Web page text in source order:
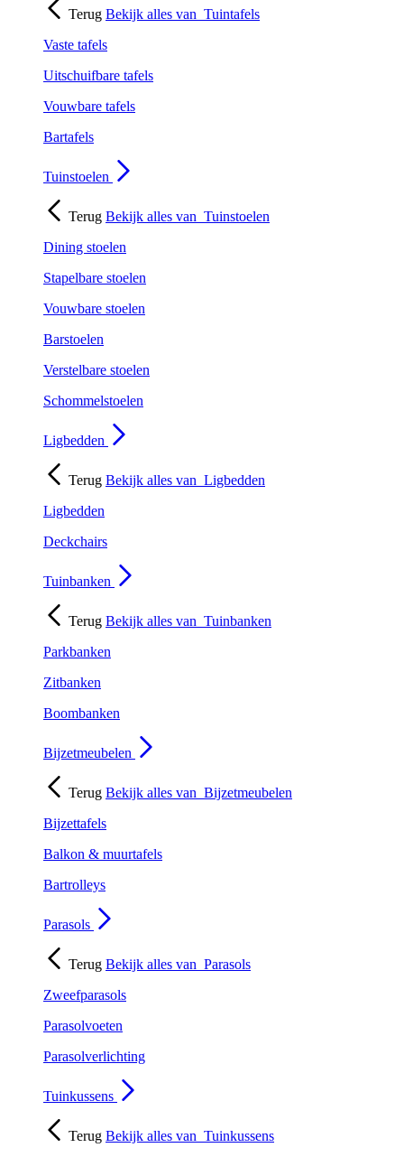
Terug Bekijk alles van Tuintafels
Vaste tafels
Uitschuifbare tafels
Vouwbare tafels
Bartafels
Tuinstoelen
Terug Bekijk alles van Tuinstoelen
Dining stoelen
Stapelbare stoelen
Vouwbare stoelen
Barstoelen
Verstelbare stoelen
Schommelstoelen
Ligbedden
Terug Bekijk alles van Ligbedden
Ligbedden
Deckchairs
Tuinbanken
Terug Bekijk alles van Tuinbanken
Parkbanken
Zitbanken
Boombanken
Bijzetmeubelen
Terug Bekijk alles van Bijzetmeubelen
Bijzettafels
Balkon & muurtafels
Bartrolleys
Parasols
Terug Bekijk alles van Parasols
Zweefparasols
Parasolvoeten
Parasolverlichting
Tuinkussens
Terug Bekijk alles van Tuinkussens